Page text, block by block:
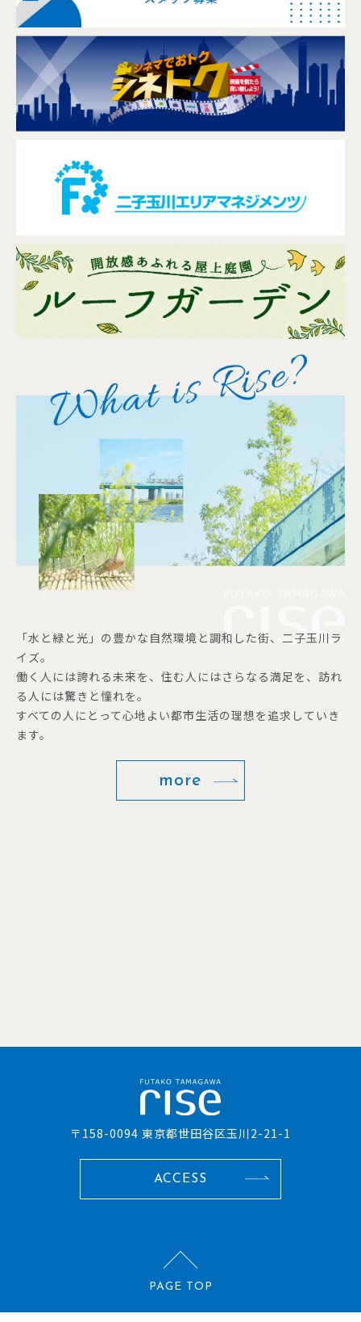
「水と緑と光」の豊かな自然環境と調和した街、二子玉川ラ
イズ。
働く人には誇れる未来を、住む人にはさらなる満足を、訪れ
る人には驚きと憧れを。
すべての人にとって心地よい都市生活の理想を追求していき
ます。
more
〒158-0094 東京都世田谷区玉川2-21-1
ACCESS
PAGE TOP